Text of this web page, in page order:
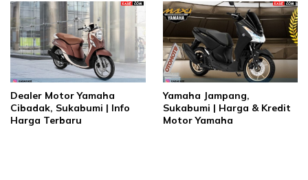
Dealer Motor Yamaha
Cibadak, Sukabumi | Info
Harga Terbaru
Yamaha Jampang,
Sukabumi | Harga & Kredit
Motor Yamaha